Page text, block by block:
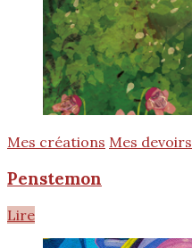
Mes créations Mes devoirs
Penstemon
Lire